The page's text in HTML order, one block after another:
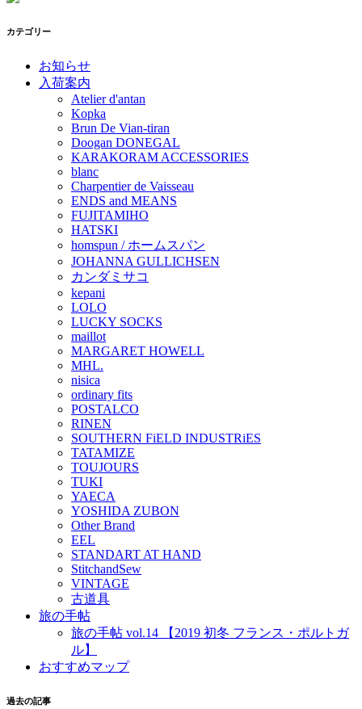
カテゴリー
お知らせ
入荷案内
Atelier d'antan
Kopka
Brun De Vian-tiran
Doogan DONEGAL
KARAKORAM ACCESSORIES
blanc
Charpentier de Vaisseau
ENDS and MEANS
FUJITAMIHO
HATSKI
homspun / ホームスパン
JOHANNA GULLICHSEN
カンダミサコ
kepani
LOLO
LUCKY SOCKS
maillot
MARGARET HOWELL
MHL.
nisica
ordinary fits
POSTALCO
RINEN
SOUTHERN FiELD INDUSTRiES
TATAMIZE
TOUJOURS
TUKI
YAECA
YOSHIDA ZUBON
Other Brand
EEL
STANDART AT HAND
StitchandSew
VINTAGE
古道具
旅の手帖
旅の手帖 vol.14 【2019 初冬 フランス・ポルトガ
ル】
おすすめマップ
過去の記事